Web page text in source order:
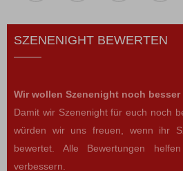
SZENENIGHT BEWERTEN
Wir wollen Szenenight noch besser
Damit wir Szenenight für euch noch
würden wir uns freuen, wenn ihr
bewertet. Alle Bewertungen
verbessern.